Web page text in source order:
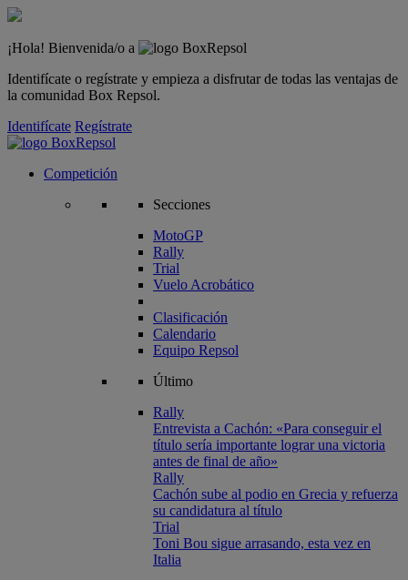
¡Hola! Bienvenida/o a
Identifícate o regístrate y empieza a disfrutar de todas las ventajas de
la comunidad Box Repsol.
Identifícate Regístrate
Competición
Secciones
MotoGP
Rally
Trial
Vuelo Acrobático
Clasificación
Calendario
Equipo Repsol
Último
Rally
Entrevista a Cachón: «Para conseguir el
título sería importante lograr una victoria
antes de final de año»
Rally
Cachón sube al podio en Grecia y refuerza
su candidatura al título
Trial
Toni Bou sigue arrasando, esta vez en
Italia